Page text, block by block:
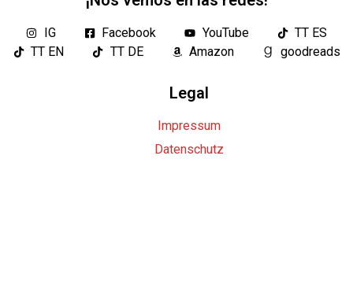
IG Facebook YouTube
TT ES
TT EN
TT DE Amazon goodreads
Legal
Impressum
Datenschutz